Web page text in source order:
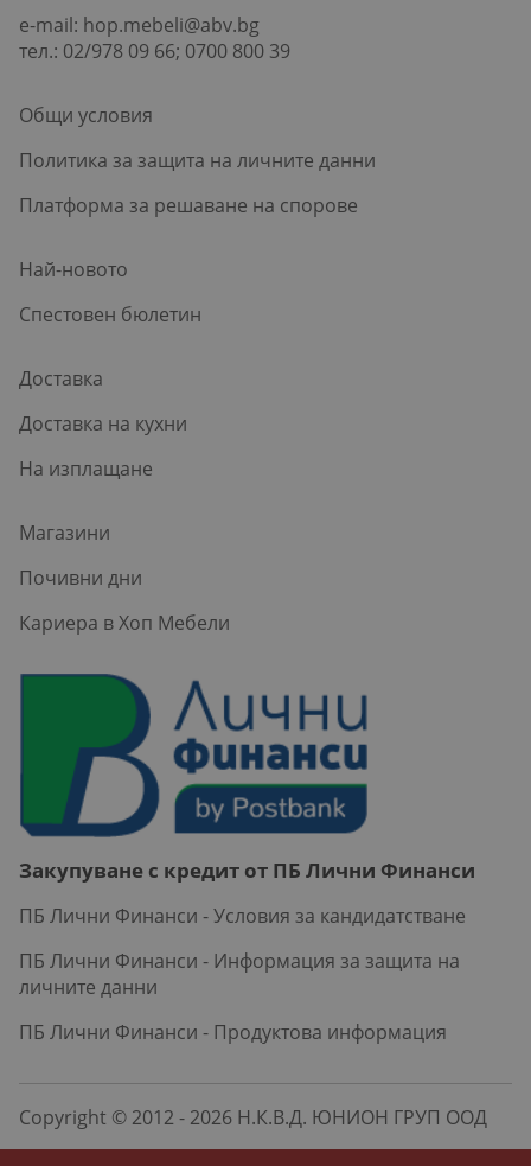
e-mail: hop.mebeli@abv.bg
тел.: 02/978 09 66; 0700 800 39
Общи условия
Политика за защита на личните данни
Платформа за решаване на спорове
Най-новото
Спестовен бюлетин
Доставка
Доставка на кухни
На изплащане
Магазини
Почивни дни
Кариера в Хоп Мебели
Закупуване с кредит от ПБ Лични Финанси
ПБ Лични Финанси - Условия за кандидатстване
ПБ Лични Финанси - Информация за защита на
личните данни
ПБ Лични Финанси - Продуктова информация
Copyright © 2012 - 2026 Н.К.В.Д. ЮНИОН ГРУП ООД